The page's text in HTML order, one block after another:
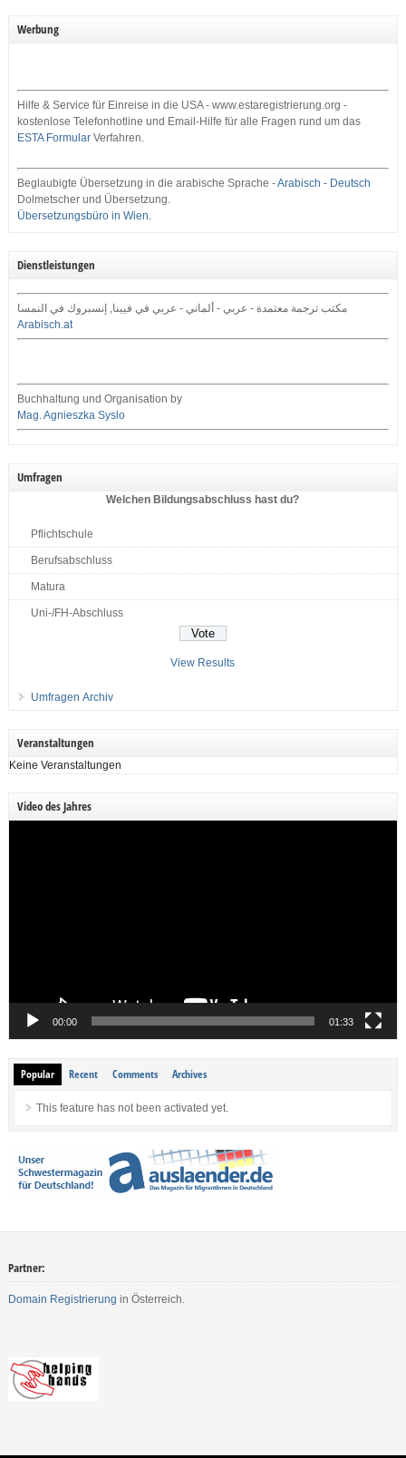
Werbung
Hilfe & Service für Einreise in die USA - www.estaregistrierung.org -
kostenlose Telefonhotline und Email-Hilfe für alle Fragen rund um das
ESTA FormularVerfahren.
Beglaubigte Übersetzung in die arabische Sprache -Arabisch - Deutsch
Dolmetscher und Übersetzung.
Übersetzungsbüro in Wien.
Dienstleistungen
مكتب ترجمة معتمدة - عربي - ألماني - عربي في فيينا, إنسبروك في النمسا
Arabisch.at
Buchhaltung und Organisation by
Mag. Agnieszka Syslo
Umfragen
Welchen Bildungsabschluss hast du?
Pflichtschule
Berufsabschluss
Matura
Uni-/FH-Abschluss
View Results
Umfragen Archiv
Veranstaltungen
Keine Veranstaltungen
Video des Jahres
00:00 01:33
Popular Recent Comments Archives
This feature has not been activated yet.
Partner:
Domain Registrierung in Österreich.